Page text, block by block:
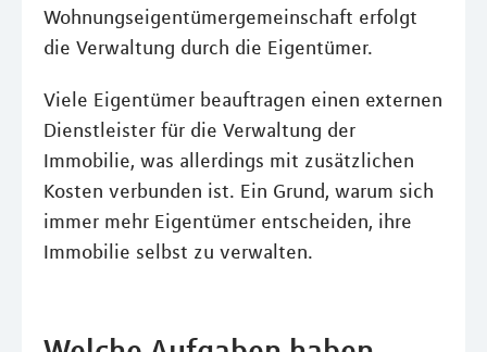
Wohnungseigentümergemeinschaft erfolgt
die Verwaltung durch die Eigentümer.
Viele Eigentümer beauftragen einen externen
Dienstleister für die Verwaltung der
Immobilie, was allerdings mit zusätzlichen
Kosten verbunden ist. Ein Grund, warum sich
immer mehr Eigentümer entscheiden, ihre
Immobilie selbst zu verwalten.